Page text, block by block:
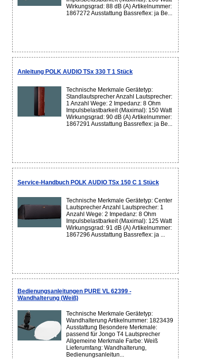
Wirkungsgrad: 88 dB (A) Artikelnummer:
1867272 Ausstattung Bassreflex: ja Be...
Anleitung POLK AUDIO TSx 330 T 1 Stück
Technische Merkmale Gerätetyp:
Standlautsprecher Anzahl Lautsprecher:
1 Anzahl Wege: 2 Impedanz: 8 Ohm
Impulsbelastbarkeit (Maximal): 150 Watt
Wirkungsgrad: 90 dB (A) Artikelnummer:
1867291 Ausstattung Bassreflex: ja Be...
Service-Handbuch POLK AUDIO TSx 150 C 1 Stück
Technische Merkmale Gerätetyp: Center
Lautsprecher Anzahl Lautsprecher: 1
Anzahl Wege: 2 Impedanz: 8 Ohm
Impulsbelastbarkeit (Maximal): 125 Watt
Wirkungsgrad: 91 dB (A) Artikelnummer:
1867296 Ausstattung Bassreflex: ja ...
Bedienungsanleitungen PURE VL 62399 -
Wandhalterung (Weiß)
Technische Merkmale Gerätetyp:
Wandhalterung Artikelnummer: 1823439
Ausstattung Besondere Merkmale:
passend für Jongo T4 Lautsprecher
Allgemeine Merkmale Farbe: Weiß
Lieferumfang: Wandhalterung,
Bedienungsanleitun...